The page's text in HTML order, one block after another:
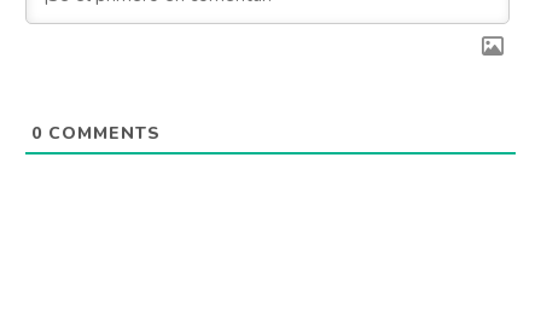
0 COMMENTS